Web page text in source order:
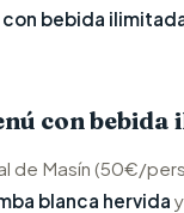
bebida
con
de Masín (50€/
blanca hervida y